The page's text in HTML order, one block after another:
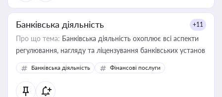
Банківська діяльність +11
Про що тема: Банківська діяльність охоплює всі аспекти
регулювання, нагляду та ліцензування банківських установ
Банківська діяльність Фінансові послуги